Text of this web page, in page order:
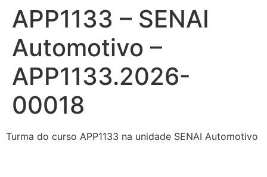
para
conteúdo
APP1133 – SENAI
Automotivo –
APP1133.2026-
00018
Turma do curso APP1133 na unidade SENAI Automotivo